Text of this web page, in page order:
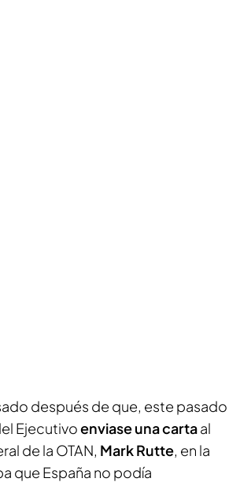
después de que, este pasado
Ejecutivoenviase una cartaal
de la OTAN, Mark Rutte, en la
que España no podía